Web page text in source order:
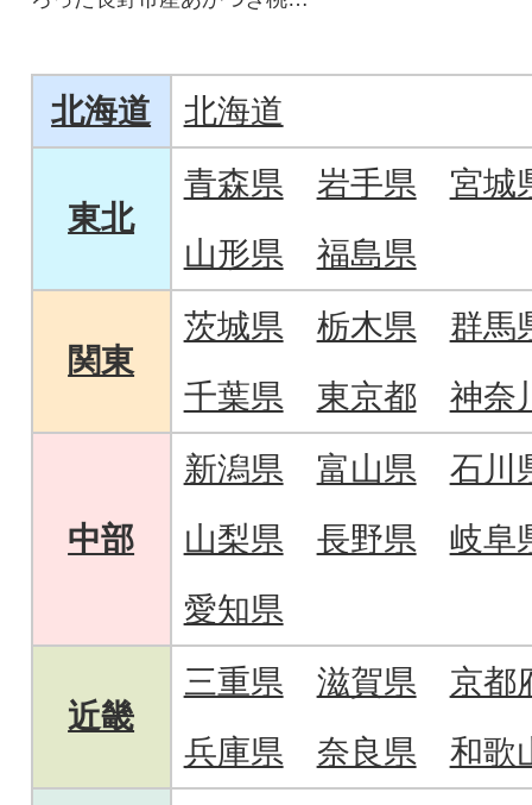
北海道 北海道
東北
青森県 岩手県
宮城
山形県
福島県
関東
茨城県 栃木県
群馬
千葉県
東京都 神奈
中部
新潟県 富山県
石川
山梨県
長野県
岐阜
愛知県
近畿
三重県 滋賀県
京都
兵庫県
奈良県 和歌